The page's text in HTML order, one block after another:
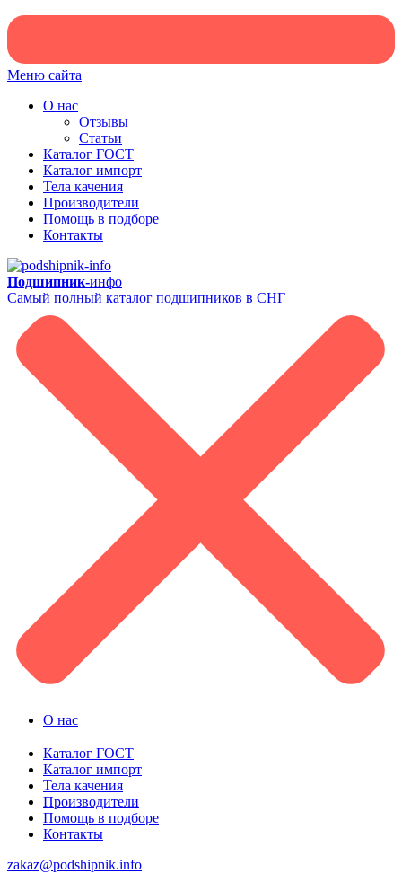
Меню сайта
О нас
Отзывы
Статьи
Каталог ГОСТ
Каталог импорт
Тела качения
Производители
Помощь в подборе
Контакты
Подшипник-инфо
Самый полный каталог подшипников в СНГ
О нас
Каталог ГОСТ
Каталог импорт
Тела качения
Производители
Помощь в подборе
Контакты
zakaz@podshipnik.info